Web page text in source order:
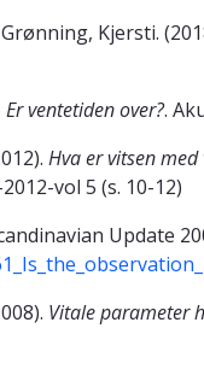
Kjersti.
ventetiden over?.
Hva er vitsen
vol 5 (s. 10-12)
Update
Vitale parameter